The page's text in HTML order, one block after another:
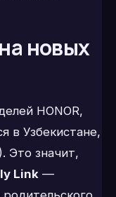
новых
HONOR,
в Узбекистане,
Это значит,
Link —